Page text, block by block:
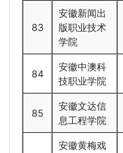
83
安徽新闻出
版职业技术
学院
84
安徽中澳科
技职业学院
85
安徽文达信
息工程学院
安徽黄梅戏